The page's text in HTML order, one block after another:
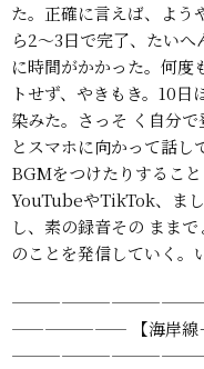
た。正確に言えば、よう
ら2〜3日で完了、たいへ
に時間がかかった。何度
トせず、やきもき。10
染みた。さっそ く自分
とスマホに向かって話し
BGMをつけたりすること
YouTubeやTikTok、ま
し、素の録音その まま
のことを発信していく。
——————— 【海岸